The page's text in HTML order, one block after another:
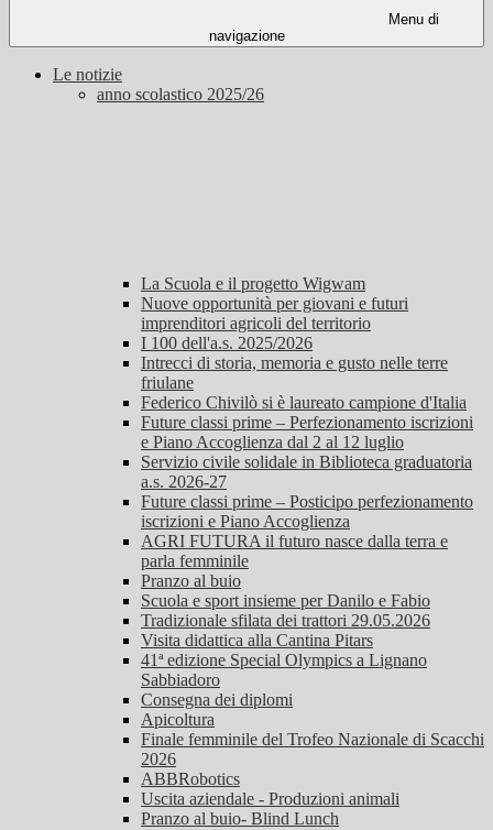
Menu di
navigazione
Le notizie
anno scolastico 2025/26
La Scuola e il progetto Wigwam
Nuove opportunità per giovani e futuri
imprenditori agricoli del territorio
I 100 dell'a.s. 2025/2026
Intrecci di storia, memoria e gusto nelle terre
friulane
Federico Chivilò si è laureato campione d'Italia
Future classi prime – Perfezionamento iscrizioni
e Piano Accoglienza dal 2 al 12 luglio
Servizio civile solidale in Biblioteca graduatoria
a.s. 2026-27
Future classi prime – Posticipo perfezionamento
iscrizioni e Piano Accoglienza
AGRI FUTURA il futuro nasce dalla terra e
parla femminile
Pranzo al buio
Scuola e sport insieme per Danilo e Fabio
Tradizionale sfilata dei trattori 29.05.2026
Visita didattica alla Cantina Pitars
41ª edizione Special Olympics a Lignano
Sabbiadoro
Consegna dei diplomi
Apicoltura
Finale femminile del Trofeo Nazionale di Scacchi
2026
ABBRobotics
Uscita aziendale - Produzioni animali
Pranzo al buio- Blind Lunch